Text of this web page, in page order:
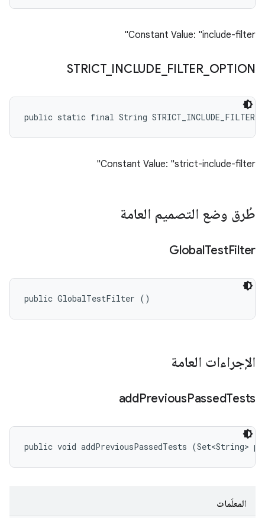
Constant Value: "include-filter"
STRICT_ INCLUDE FILTER_ OPTION
public static final String
Constant Value: "strict-include-filter"
طُرق وضع التصميم العامة
GlobalTestFilter
public GlobalTestFilter ()
الإجراءات العامة
addPreviousPassedTests
public void addPreviousPassedTests (Set<String>
المعلَمات